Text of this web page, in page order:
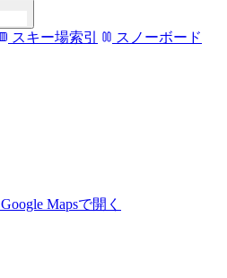
スキー場索引 スノーボード
Google Mapsで開く